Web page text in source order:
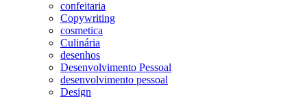
confeitaria
Copywriting
cosmetica
Culinária
desenhos
Desenvolvimento Pessoal
desenvolvimento pessoal
Design